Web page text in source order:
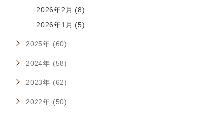
2026年2月 (8)
2026年1月 (5)
2025年 (60)
2024年 (58)
2023年 (62)
2022年 (50)